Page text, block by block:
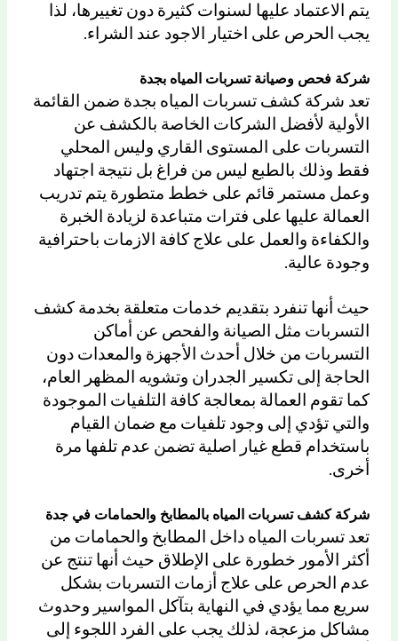
يتم الاعتماد عليها لسنوات كثيرة دون تغييرها، لذا
يجب الحرص على اختيار الاجود عند الشراء.
شركة فحص وصيانة تسربات المياه بجدة
تعد شركة كشف تسربات المياه بجدة ضمن القائمة
الأولية لأفضل الشركات الخاصة بالكشف عن
التسربات على المستوى القاري وليس المحلي
فقط وذلك بالطبع ليس من فراغ بل نتيجة اجتهاد
وعمل مستمر قائم على خطط متطورة يتم تدريب
العمالة عليها على فترات متباعدة لزيادة الخبرة
والكفاءة والعمل على علاج كافة الازمات باحترافية
وجودة عالية.
حيث أنها تنفرد بتقديم خدمات متعلقة بخدمة كشف
التسربات مثل الصيانة والفحص عن أماكن
التسربات من خلال أحدث الأجهزة والمعدات دون
الحاجة إلى تكسير الجدران وتشويه المظهر العام،
كما تقوم العمالة بمعالجة كافة التلفيات الموجودة
والتي تؤدي إلى وجود تلفيات مع ضمان القيام
باستخدام قطع غيار اصلية تضمن عدم تلفها مرة
أخرى.
شركة كشف تسربات المياه بالمطابخ والحمامات في جدة
تعد تسربات المياه داخل المطابخ والحمامات من
أكثر الأمور خطورة على الإطلاق حيث أنها تنتج عن
عدم الحرص على علاج أزمات التسربات بشكل
سريع مما يؤدي في النهاية بتآكل المواسير وحدوث
مشاكل مزعجة، لذلك يجب على الفرد اللجوء إلى